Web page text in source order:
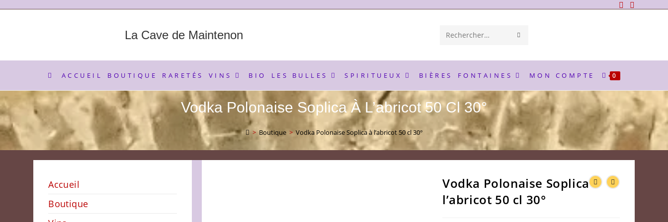
La Cave de Maintenon Rechercher
ce
site
RECHERCHE
ACCUEIL BOUTIQUE RARETÉS VINS BIO LES BULLES SPIRITUEUX BIÈRES FONTAINES MON COMPTE 0
Vodka Polonaise Soplica À L’abricot 50 Cl 30°
> Boutique > Vodka Polonaise Soplica à l’abricot 50 cl 30°
Vodka Polonaise Soplica à
l’abricot 50 cl 30°
Accueil
Boutique